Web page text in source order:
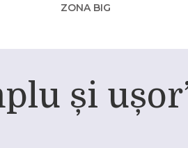
ZONA BIG
și